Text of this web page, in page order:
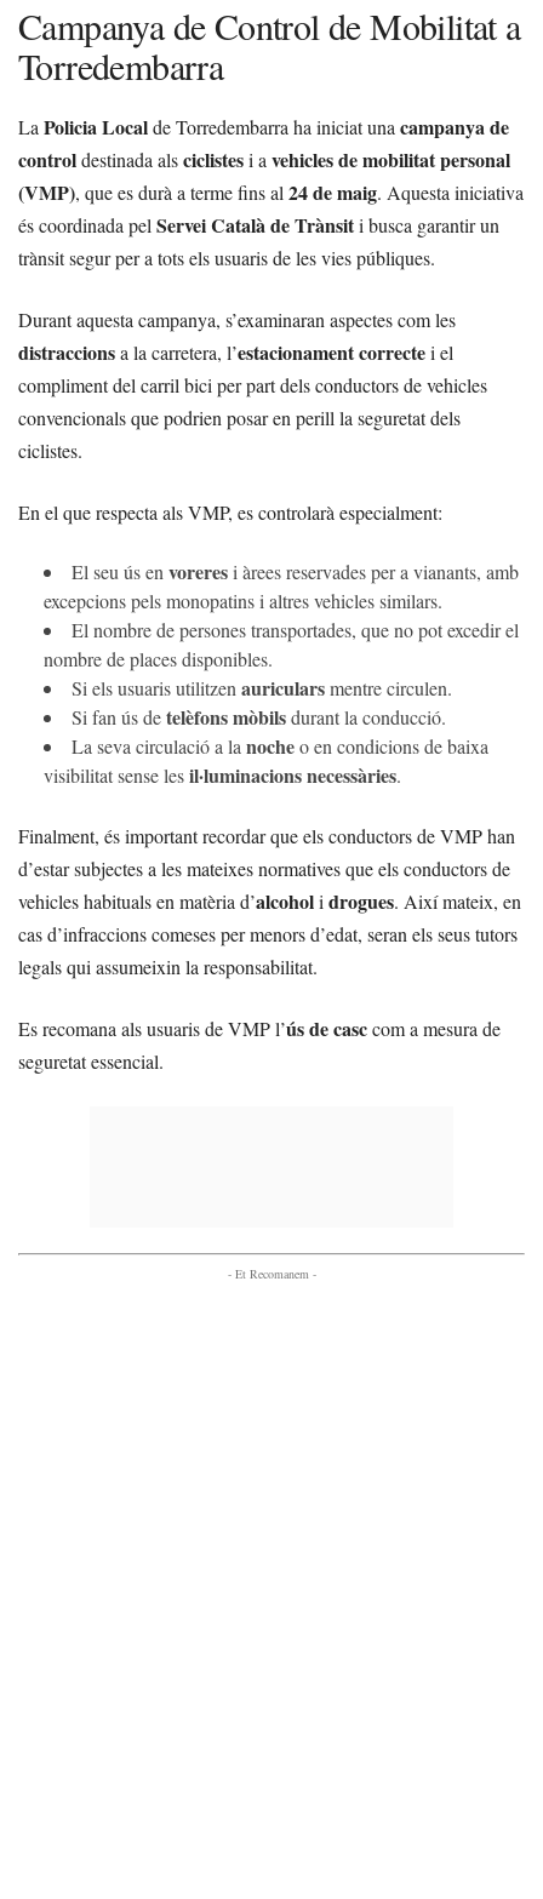
Campanya de Control de Mobilitat a
Torredembarra
La Policia Localde Torredembarra ha iniciat una campanya de
controldestinada alsciclistesi a vehicles de mobilitat personal
(VMP), que es durà a terme fins al 24 de maig. Aquesta iniciativa
és coordinada pel Servei Català de Trànsiti busca garantir un
trànsit segur per a tots els usuaris de les vies públiques.
Durant aquesta campanya, s’examinaran aspectes com les
distraccionsa la carretera, l’estacionament correctei el
compliment del carril bici per part dels conductors de vehicles
convencionals que podrien posar en perill la seguretat dels
ciclistes.
En el que respecta als VMP, es controlarà especialment:
El seu ús en voreresi àrees reservades per a vianants, amb
excepcions pels monopatins i altres vehicles similars.
El nombre de persones transportades, que no pot excedir el
nombre de places disponibles.
Si els usuaris utilitzen auricularsmentre circulen.
Si fan ús detelèfons mòbilsdurant la conducció.
La seva circulació a la nocheo en condicions de baixa
visibilitat sense lesil·luminacions necessàries.
Finalment, és important recordar que els conductors de VMP han
d’estar subjectes a les mateixes normatives que els conductors de
vehicles habituals en matèria d’alcoholi drogues. Així mateix, en
cas d’infraccions comeses per menors d’edat, seran els seus tutors
legals qui assumeixin la responsabilitat.
Es recomana als usuaris de VMP l’ús de casccom a mesura de
seguretat essencial.
- Et Recomanem -